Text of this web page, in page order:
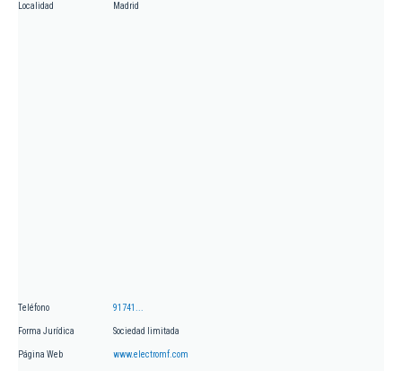
Localidad Madrid
Teléfono 91741...
Forma Jurídica Sociedad limitada
Página Web www.electromf.com